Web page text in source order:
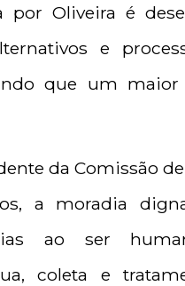
por Oliveira é
e
que um
da Comissão
a moradia
ao ser
coleta e